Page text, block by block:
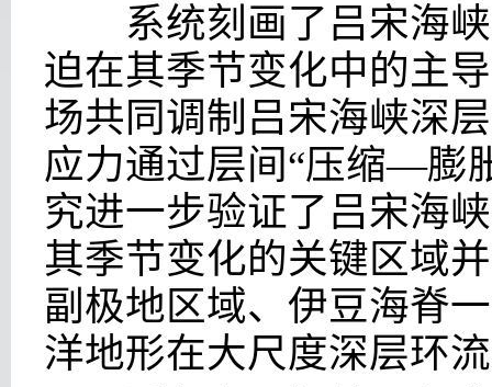
系统刻画了吕宋海峡
迫在其季节变化中的主
场共同调制吕宋海峡深
应力通过层间“压缩—膨
究进一步验证了吕宋海
其季节变化的关键区域
副极地区域、伊豆海脊
洋地形在大尺度深层环